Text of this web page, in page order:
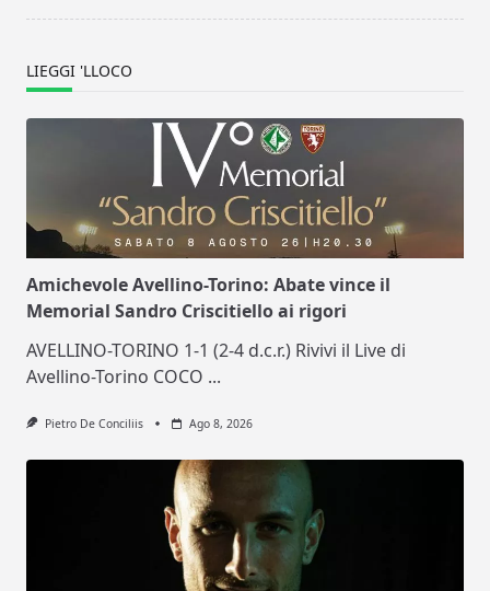
LIEGGI 'LLOCO
Amichevole Avellino-Torino: Abate vince il
Memorial Sandro Criscitiello ai rigori
AVELLINO-TORINO 1-1 (2-4 d.c.r.) Rivivi il Live di
Avellino-Torino COCO ...
Pietro De Conciliis Ago 8, 2026